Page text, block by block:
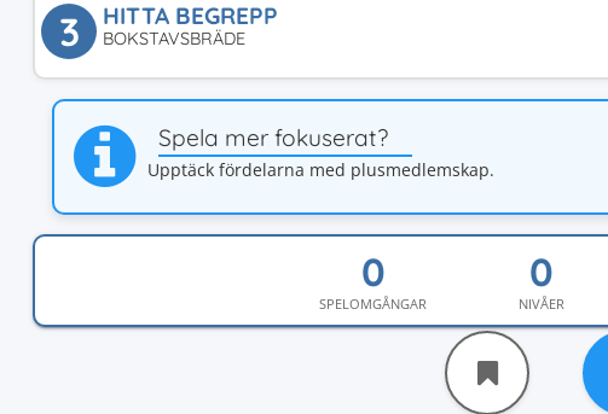
3 HITTA BEGREPP
BOKSTAVSBRÄDE
Spela mer fokuserat?
Upptäck fördelarna med plusmedlemskap.
SPELOMGÅNGAR NIVÅER